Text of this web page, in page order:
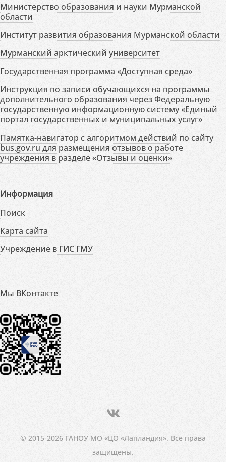
Министерство образования и науки Мурманской
области
Институт развития образования Мурманской области
Мурманский арктический университет
Государственная программа «Доступная среда»
Инструкция по записи обучающихся на программы
дополнительного образования через Федеральную
государственную информационную систему «Единый
портал государственных и муниципальных услуг»
Памятка-навигатор с алгоритмом действий по сайту
bus.gov.ru для размещения отзывов о работе
учреждения в разделе «Отзывы и оценки»
Информация
Поиск
Карта сайта
Учреждение в ГИС ГМУ
Мы ВКонтакте
© 2015-2026 ГАНОУ МО «ЦО «Лапландия». Все права
защищены.